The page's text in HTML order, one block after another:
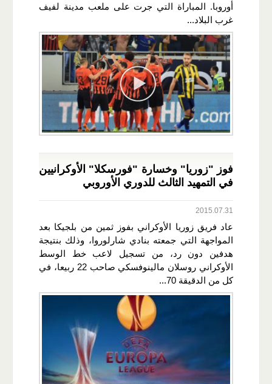
أوروبا. المباراة التي جرت على ملعب مدينة لفيف
غرب البلاد...
فوز "زوريا" وخسارة "فورسكلا" الأوكرانيين
في التمهيد الثالث للدوري الأوروبي
2015.07.31
عاد فريق زوريا الأوكراني بفوز ثمين من بلجيكا بعد
المواجهة التي جمعته بنادي شارلوروا، وذلك بنتيجة
هدفين دون رد، من تسجيل لاعب خط الوسط
الأوكراني روسلان مالينوفسكي صاحب 22 ربيعا، في
كل من الدقيقة 70...